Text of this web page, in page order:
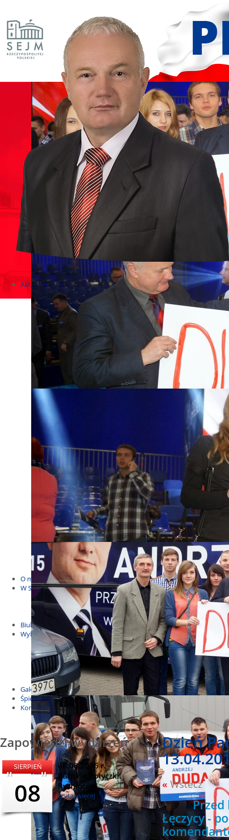
Aktualności
Zapowiedzi wydarzeń
KONKURSY 2020 - 2026
KOLONIE 2021 - 2026
Imprezy kulturalne - zaproszenia 2017
Różne
Konkursy 2017/2018
KONKURSY 2016/2017
KONKURSY 2015/2016
Konkursy 2014/2015
Wizyty w Parlamencie i Ministerstwach
Spotkania i debaty, PROTESTY, MARSZE
Debaty i spotkania 2017
Konkursy 2014
Różne
Praca w kampanii
Sejmowe
Budżet Obywatelski 2021
Dla dzieci i młodzieży
Msze, marsze i wiece
KOLONIE 2022
Wybory samorządowe 2018
Dożynki 2014
EUROWYBORY 2019
Debaty i spotkania 2016
Debaty i spotkania 2019
wybory
Kolonie Stegna 2020
Spotkanie w Bronowie
WYJAZDY
O mnie
W Sejmie
Patroni Roku 2016
Św. Jan Paweł II Patronem Roku 2015
10.04.2014 - Czwarta Roczniica Katastrofy Smoleńskiej
Biuletyny
Wybory
Wybory samorządowe
Wybory parlamentarne
Wybory do Parlamentu Europejskiego
Wybory prezydenckie 2020
Wybory 2014
Galeria
Śpiewnik
Kontakt
Zapowiedzi wydarzeń
SIERPIEŃ
08
08.08.2026 r. -
Babskie Potyczki.
Rychłocice
czytaj więcej
Dzień
« Wstecz
Przed
Łęczycy -